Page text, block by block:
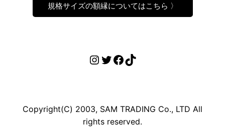
規格サイズの額縁についてはこちら 〉
Instagram
Twitter
Facebook
TikTok
Copyright(C) 2003, SAM TRADING Co., LTD All
rights reserved.